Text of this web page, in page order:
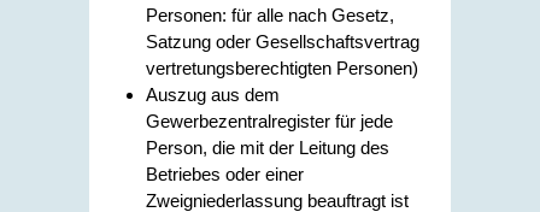
Personen: für alle nach Gesetz,
Satzung oder Gesellschaftsvertrag
vertretungsberechtigten Personen)
Auszug aus dem
Gewerbezentralregister für jede
Person, die mit der Leitung des
Betriebes oder einer
Zweigniederlassung beauftragt ist